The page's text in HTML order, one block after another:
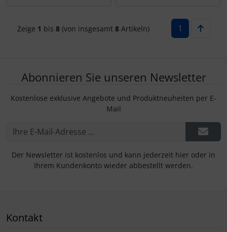
Zeige 1 bis 8(von insgesamt 8Artikeln) 1
Abonnieren Sie unseren Newsletter
Kostenlose exklusive Angebote und Produktneuheiten per E-
Mail
Der Newsletter ist kostenlos und kann jederzeit hier oder in
Ihrem Kundenkonto wieder abbestellt werden.
Kontakt